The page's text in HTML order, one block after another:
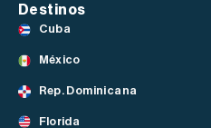
Destinos
Cuba
México
Rep. Dominicana
Florida